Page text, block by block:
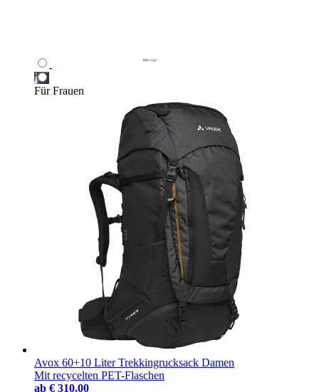
Für Frauen
Avox 60+10 Liter Trekkingrucksack Damen
Mit recycelten PET-Flaschen
ab € 310,00